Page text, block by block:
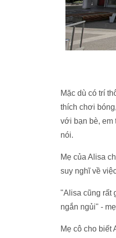
Mặc dù có trí
thích chơi
với bạn bè, em
nói.
Mẹ của Alisa
suy nghĩ về
"Alisa cũng rất
ngắn ngủi" -
Mẹ cô cho